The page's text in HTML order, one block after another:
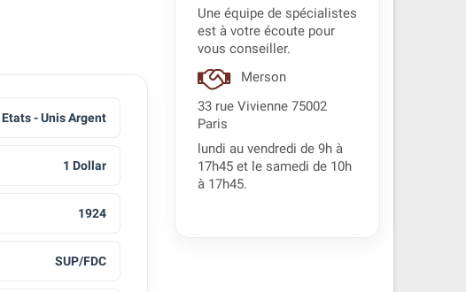
Etats - Unis Argent
1 Dollar
1924
SUP/FDC
Une équipe de spécialistes
est à votre écoute pour
vous conseiller.
Merson
33 rue Vivienne 75002
Paris
lundi au vendredi de 9h à
17h45 et le samedi de 10h
à 17h45.